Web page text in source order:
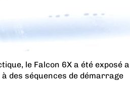
le Falcon 6X a été exposé
des séquences de démarrage